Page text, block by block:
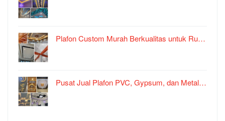
Plafon Custom Murah Berkualitas untuk Ru…
Pusat Jual Plafon PVC, Gypsum, dan Metal…